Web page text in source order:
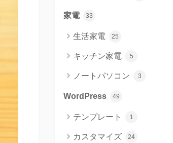
家電 33
生活家電 25
キッチン家電 5
ノートパソコン 3
WordPress 49
テンプレート 1
カスタマイズ 24